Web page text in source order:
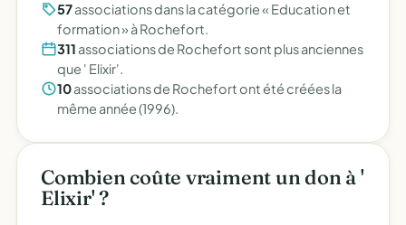
57associations dans la catégorie « Education et
formation » à Rochefort.
311 associations de Rochefort sont plus anciennes
que ' Elixir'.
10associations de Rochefort ont été créées la
même année (1996).
Combien coûte vraiment un don à '
Elixir' ?